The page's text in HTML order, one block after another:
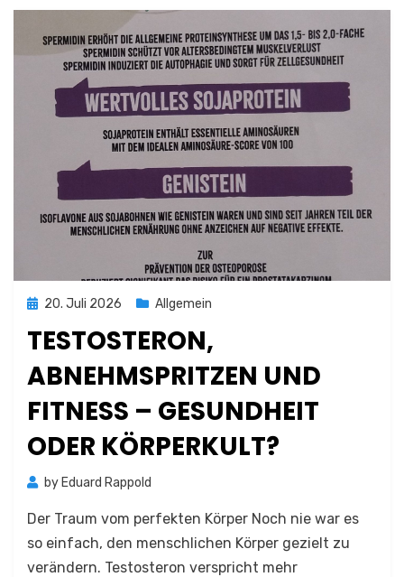
Posted
20. Juli 2026 Allgemein
TESTOSTERON,
ABNEHMSPRITZEN UND
FITNESS – GESUNDHEIT
ODER KÖRPERKULT?
by Eduard Rappold
Der Traum vom perfekten Körper Noch nie war es
so einfach, den menschlichen Körper gezielt zu
verändern. Testosteron verspricht mehr